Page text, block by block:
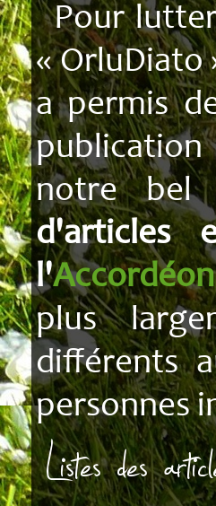
Pour
« OrluDiato
a permis
notre bel
d'articles
l'
plus
différents
personnes
Listes des